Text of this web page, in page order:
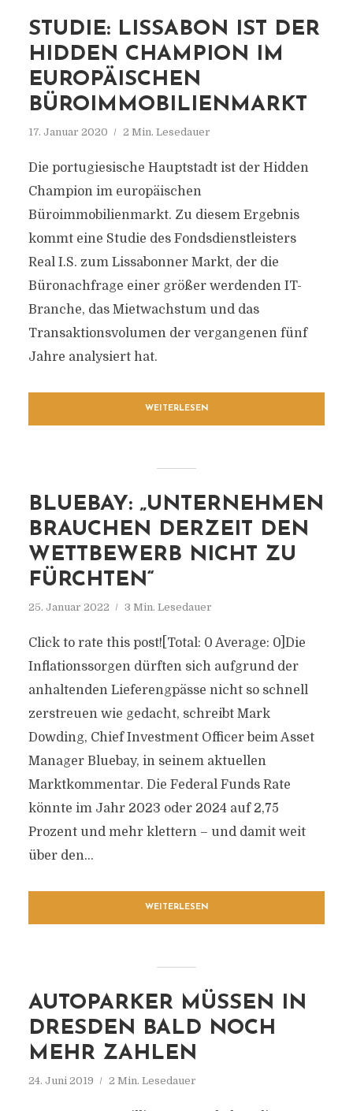
STUDIE: LISSABON IST DER
HIDDEN CHAMPION IM
EUROPÄISCHEN
BÜROIMMOBILIENMARKT
17. Januar 2020 2 Min. Lesedauer
Die portugiesische Hauptstadt ist der Hidden
Champion im europäischen
Büroimmobilienmarkt. Zu diesem Ergebnis
kommt eine Studie des Fondsdienstleisters
Real I.S. zum Lissabonner Markt, der die
Büronachfrage einer größer werdenden IT-
Branche, das Mietwachstum und das
Transaktionsvolumen der vergangenen fünf
Jahre analysiert hat.
WEITERLESEN
BLUEBAY: „UNTERNEHMEN
BRAUCHEN DERZEIT DEN
WETTBEWERB NICHT ZU
FÜRCHTEN“
25. Januar 2022 3 Min. Lesedauer
Click to rate this post![Total: 0 Average: 0]Die
Inflationssorgen dürften sich aufgrund der
anhaltenden Lieferengpässe nicht so schnell
zerstreuen wie gedacht, schreibt Mark
Dowding, Chief Investment Officer beim Asset
Manager Bluebay, in seinem aktuellen
Marktkommentar. Die Federal Funds Rate
könnte im Jahr 2023 oder 2024 auf 2,75
Prozent und mehr klettern – und damit weit
über den...
WEITERLESEN
AUTOPARKER MÜSSEN IN
DRESDEN BALD NOCH
MEHR ZAHLEN
24. Juni 2019 2 Min. Lesedauer